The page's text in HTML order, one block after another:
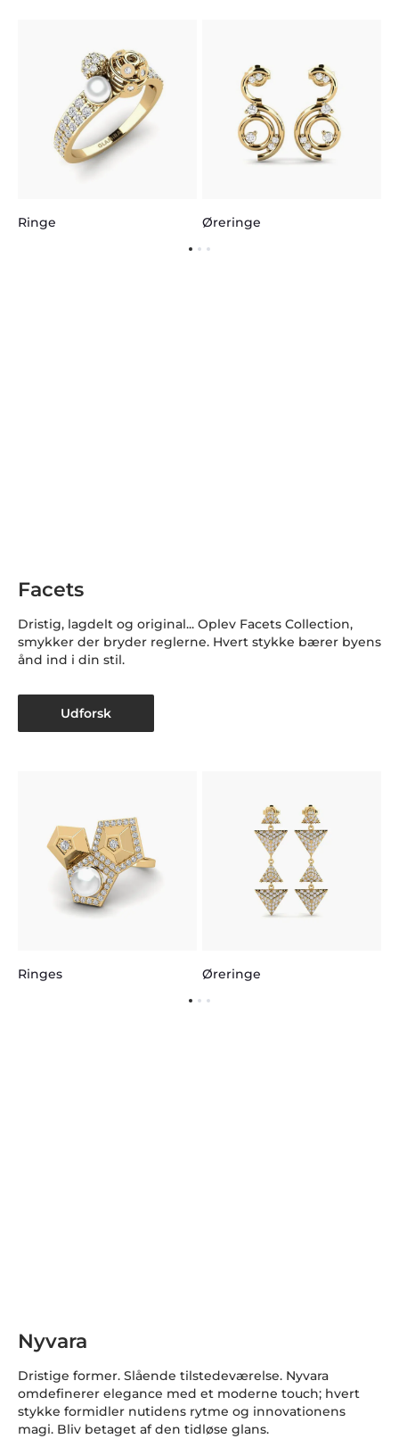
Ringe Øreringe
Facets
Dristig, lagdelt og original... Oplev Facets Collection,
smykker der bryder reglerne. Hvert stykke bærer byens
ånd ind i din stil.
Udforsk
Ringes Øreringe
Nyvara
Dristige former. Slående tilstedeværelse. Nyvara
omdefinerer elegance med et moderne touch; hvert
stykke formidler nutidens rytme og innovationens
magi. Bliv betaget af den tidløse glans.